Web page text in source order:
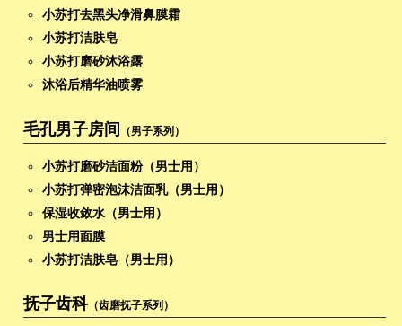
小苏打去黑头净滑鼻膜霜
小苏打洁肤皂
小苏打磨砂沐浴露
沐浴后精华油喷雾
毛孔男子房间 （男子系列）
小苏打磨砂洁面粉（男士用）
小苏打弹密泡沫洁面乳（男士用）
保湿收敛水（男士用）
男士用面膜
小苏打洁肤皂（男士用）
抚子齿科（齿磨抚子系列）